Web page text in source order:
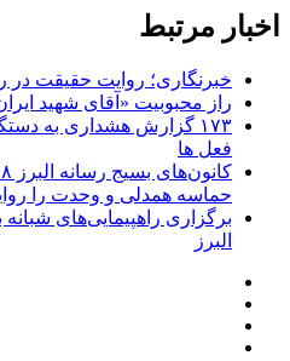
اخبار مرتبط
خبرنگاری؛ روایت حقیقت
راز محبوبیت «آقای شهید
۱۷۳ گزارش هشداری به
فعل ها
حماسه همدلی و وحدت را
برگزاری راهپیمایی‌های
البرز